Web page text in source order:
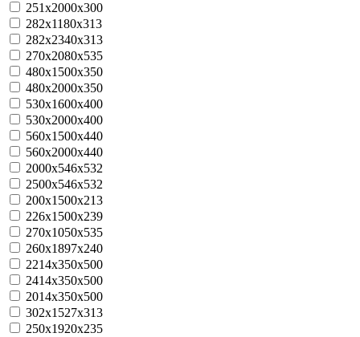
251х2000х300
282х1180х313
282х2340х313
270х2080х535
480x1500x350
480x2000x350
530x1600x400
530x2000x400
560x1500x440
560x2000x440
2000х546х532
2500х546х532
200х1500х213
226х1500х239
270х1050х535
260x1897x240
2214x350x500
2414x350x500
2014x350x500
302x1527x313
250x1920x235